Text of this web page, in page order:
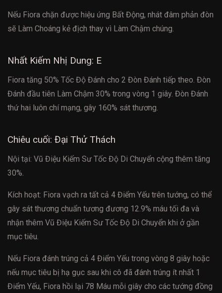
Nếu Fiora chặn được hiệu ứng Bất Động, nhát đâm phản đòn
sẽ Làm Choáng kẻ địch thay vì Làm Chậm chúng.
Nhất Kiếm Nhị Dung: E
Fiora tăng 50% Tốc Độ Đánh cho 2 Đòn Đánh tiếp theo. Đòn
Đánh đầu tiên Làm Chậm 30% trong vòng 1 giây. Đòn Đánh
thứ hai luôn chí mạng, gây 160% sát thương.
Chiêu cuối: Đại Thử Thách
Nội tại: Vũ Điệu Kiếm Sư Tốc Độ Di Chuyển cộng thêm tăng
30%.
Kích hoạt: Fiora vạch ra tất cả 4 Điểm Yếu trên tướng, có thể
gây sát thương chuẩn tương đương 12.9% máu tối đa và
nhận thêm Vũ Điệu Kiếm Sư Tốc Độ Di Chuyển khi ở gần
mục tiêu.
Nếu Fiora đánh trúng cả 4 Điểm Yếu trong vòng 8 giây hoặc
nếu mục tiêu bị hạ gục sau khi cô đã đánh trúng ít nhất 1
Điểm Yếu, Fiora hồi lại 78 Máu mỗi giây cho các tướng đồng